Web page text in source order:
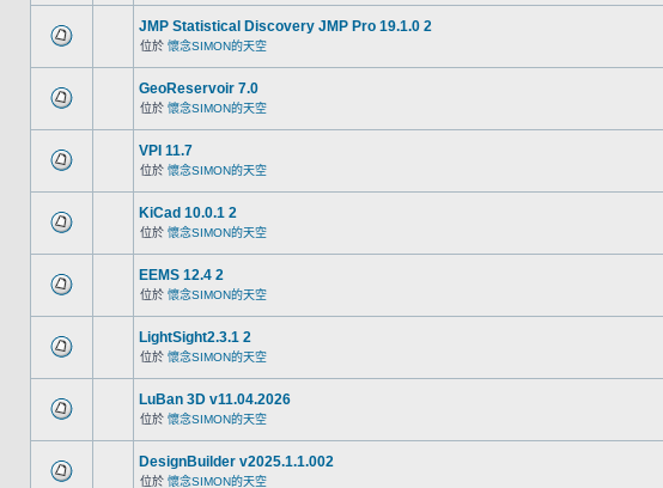
JMP Statistical Discovery JMP Pro 19.1.0 2
位於 懷念SIMON的天空
GeoReservoir 7.0
位於 懷念SIMON的天空
VPI 11.7
位於 懷念SIMON的天空
KiCad 10.0.1 2
位於 懷念SIMON的天空
EEMS 12.4 2
位於 懷念SIMON的天空
LightSight2.3.1 2
位於 懷念SIMON的天空
LuBan 3D v11.04.2026
位於 懷念SIMON的天空
DesignBuilder v2025.1.1.002
位於 懷念SIMON的天空